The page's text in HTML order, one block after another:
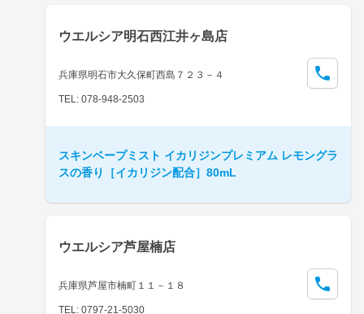
ウエルシア明石西江井ヶ島店
兵庫県明石市大久保町西島７２３－４
TEL: 078-948-2503
スキンベープミスト イカリジンプレミアム レモングラ
スの香り［イカリジン配合］80mL
ウエルシア芦屋楠店
兵庫県芦屋市楠町１１－１８
TEL: 0797-21-5030